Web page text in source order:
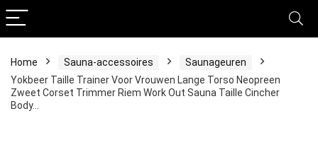
Home Sauna-accessoires
Saunageuren
Yokbeer Taille Trainer Voor Vrouwen Lange Torso Neopreen
Zweet Corset Trimmer Riem Work Out Sauna Taille Cincher
Body…